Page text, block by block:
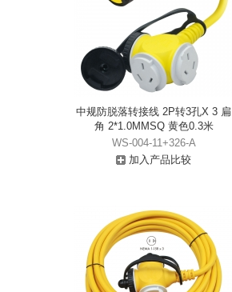
中规防脱落转接线 2P转3孔X 3 扁
角 2*1.0MMSQ 黄色0.3米
WS-004-11+326-A
加入产品比较